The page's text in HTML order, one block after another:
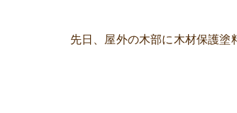
先日、屋外の木部に木材保護